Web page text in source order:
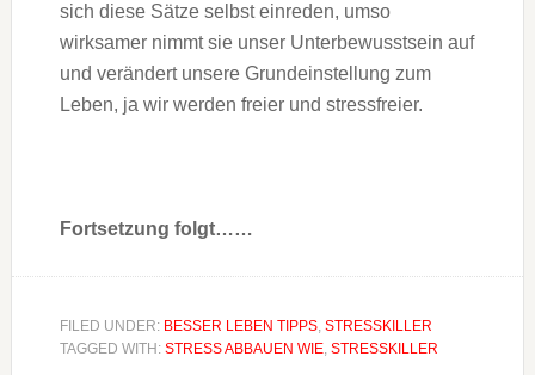
sich diese Sätze selbst einreden, umso
wirksamer nimmt sie unser Unterbewusstsein auf
und verändert unsere Grundeinstellung zum
Leben, ja wir werden freier und stressfreier.
Fortsetzung folgt……
FILED UNDER: BESSER LEBEN TIPPS, STRESSKILLER
TAGGED WITH: STRESS ABBAUEN WIE, STRESSKILLER